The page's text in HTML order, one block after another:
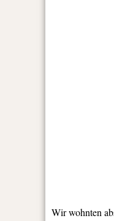
Wir wohnten